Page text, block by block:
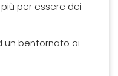
per essere dei
un bentornato ai